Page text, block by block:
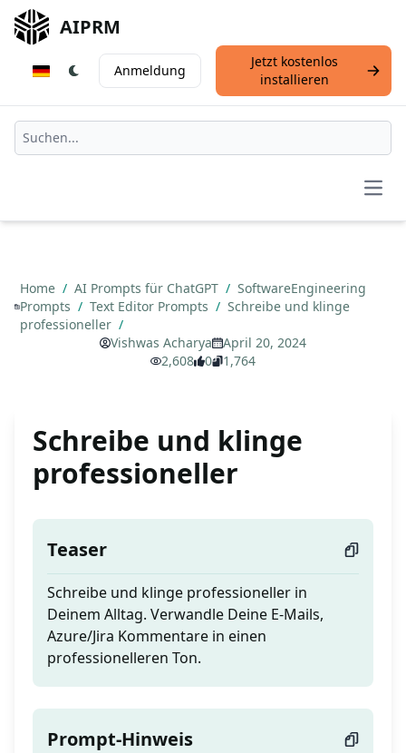
AIPRM
Anmeldung
Jetzt kostenlos
installieren
Home / AI Prompts für ChatGPT / SoftwareEngineering
Prompts / Text Editor Prompts / Schreibe und klinge
professioneller /
Vishwas Acharya
April 20, 2024
2,608
0 1,764
Schreibe und klinge
professioneller
Teaser
Schreibe und klinge professioneller in
Deinem Alltag. Verwandle Deine E-Mails,
Azure/Jira Kommentare in einen
professionelleren Ton.
Prompt-Hinweis